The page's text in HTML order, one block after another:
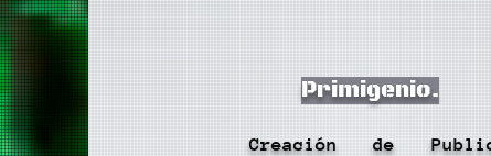
Primigenio.
Creación de